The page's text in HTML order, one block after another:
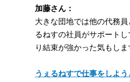
加藤さん：
大きな団地では他の代務
るねすの社員がサポート
り結束が強かった気もしま
うぇるねすで仕事をしよ